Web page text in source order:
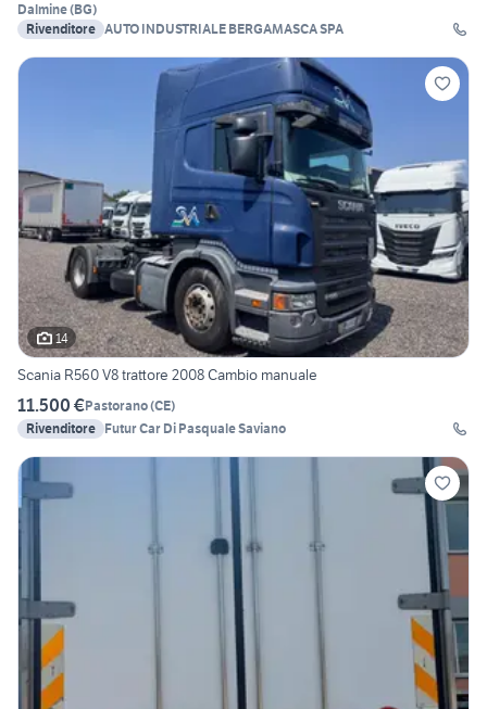
Dalmine(BG)
Rivenditore AUTO INDUSTRIALE BERGAMASCA SPA
14
Scania R560 V8 trattore 2008 Cambio manuale
11.500 €Pastorano(CE)
Rivenditore Futur Car Di Pasquale Saviano